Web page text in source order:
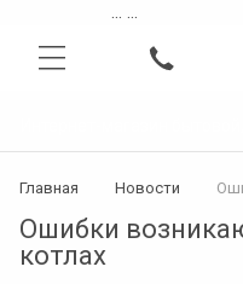
... ...
Главная Новости
Ошибки
котлах